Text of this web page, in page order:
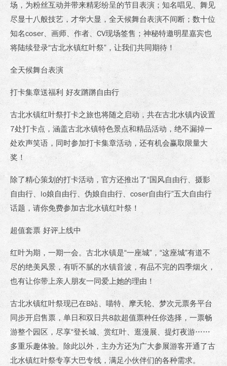
场，为粉丝互动并带来精彩纷呈的节目表演；知名唱见、舞见
尽显十八般技艺，才华大显，全天候舞台表演不间断；数十位
知名coser、画师、作者、CV现场签售；神秘特邀明星嘉宾也
将陆续登录“古北水镇红叶祭”，让我们共同期待！
全天候舞台表演
打卡集章送福利 好友蹡蹡自由行
古北水镇红叶祭打卡之旅也将随之启动，共在古北水镇内设置
7处打卡点，涵盖古北水镇特色景点和精品活动，绝不漏掉一
处欢声笑语，同时参加打卡集章活动，还有机会赢取限量大
奖！
除了精心策划的打卡活动，官方还推出了“国风自由行、摄影
自由行、lo娘自由行、伪娘自由行、coser自由行”五大自由行
话题，请你免费参加古北水镇红叶祭！
超值套票 好评上线中
红叶为期，一期一会。古北水镇是“一座城”，“这座城”有道不
尽的绝美风景，有听不腻的水镇音波，有品不完的四季烟火，
也有让你带上亲人朋友一同爱上她的理由！
古北水镇红叶祭现已在B站、喵特、摩天轮、梦次元票务平台
同步开启售票，单日和双日共8款超值票种任你选择，一票畅
游整个园区，尽享“登长城、赏红叶、逛漫展、提灯夜游……
多重乐趣体验。除此以外，主办方还为广大参展游客开通了古
北水镇红叶祭专享大巴专线，满足小伙伴们的各种需求。